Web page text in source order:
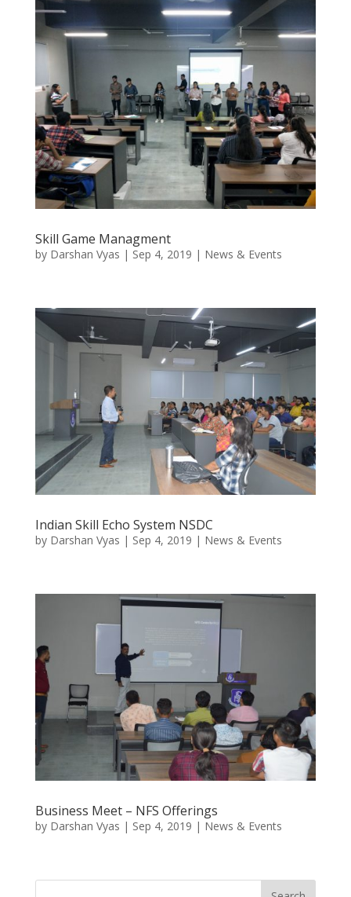
Skill Game Managment
by Darshan Vyas | Sep 4, 2019 | News & Events
Indian Skill Echo System NSDC
by Darshan Vyas | Sep 4, 2019 | News & Events
Business Meet – NFS Offerings
by Darshan Vyas | Sep 4, 2019 | News & Events